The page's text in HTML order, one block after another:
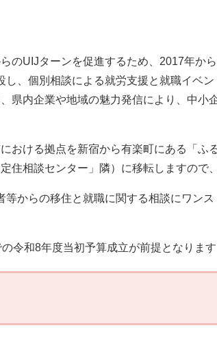
のUIJターンを促進するため、2017年か
し、個別相談による就労支援と就職イベ
県内企業や地域の魅力発信により、中小
おける拠点を新宿から有楽町にある「ふ
住相談センター」隣）に移転しますので
からの移住と就職に関する相談にワンス
令和8年度当初予算成立が前提となります